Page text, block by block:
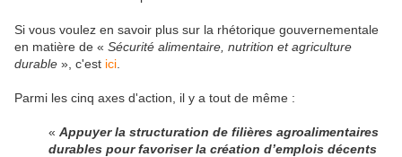
Si vous voulez en savoir plus sur la rhétorique gouvernementale
en matière de « Sécurité alimentaire, nutrition et agriculture
durable », c'est ici
Parmi les cinq axes d'action, il y a tout de même :
« Appuyer la structuration de filières agroalimentaires
durables pour favoriser la création d’emplois décents